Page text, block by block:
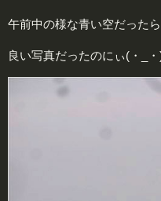
午前中の様な青い空だったら
良い写真だったのにぃ(・_・